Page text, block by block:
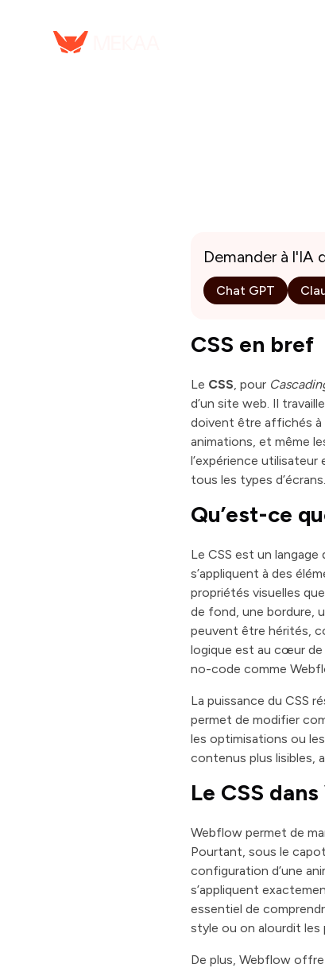
Demander à l'IA
Chat GPT
CSS en bref
Le CSS, pour
d’un site web. Il
doivent être affichés à
animations, et même
l’expérience
tous les types d’écrans.
Qu’est-ce
Le CSS est un
s’appliquent à des
propriétés visuelles
de fond, une bordure,
peuvent être hérités,
logique est au cœur
no-code comme
La puissance du CSS
permet de modifier
les optimisations ou
contenus plus lisibles,
Le CSS
Webflow permet de
Pourtant, sous le
configuration d’une
s’appliquent
essentiel de
style ou on alourdit
De plus, Webflow